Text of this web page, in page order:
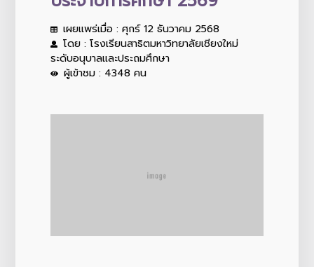
เผยแพร่เมื่อ : ศุกร์ 12 ธันวาคม 2568
โดย : โรงเรียนสาธิตมหาวิทยาลัยเชียงใหม่
ระดับอนุบาลและประถมศึกษา
ผู้เข้าชม : 4348 คน